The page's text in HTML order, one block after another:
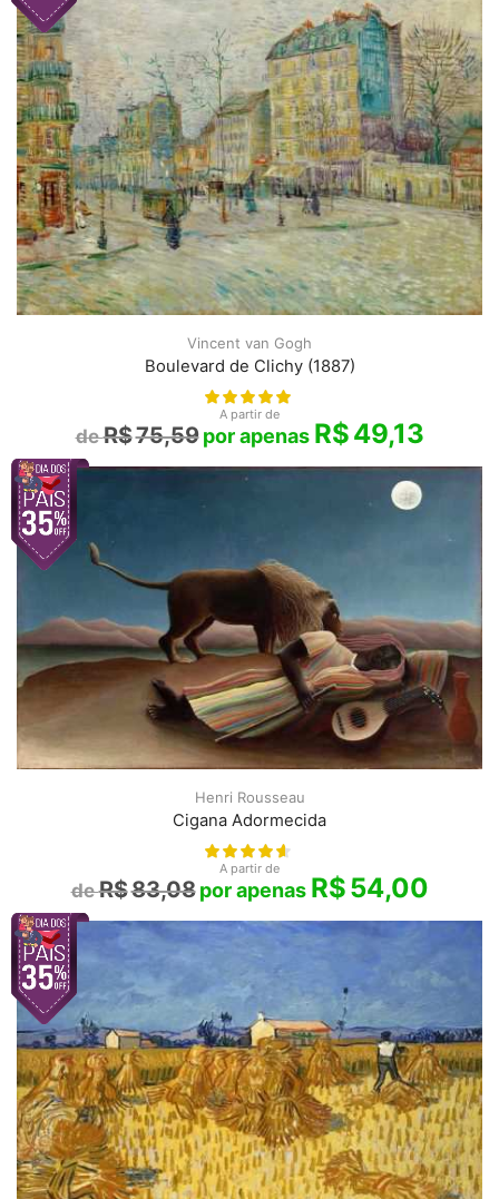
Vincent van Gogh
Boulevard de Clichy (1887)
A partir de
R$75,59 R$49,13
Henri Rousseau
Cigana Adormecida
A partir de
R$83,08 R$54,00